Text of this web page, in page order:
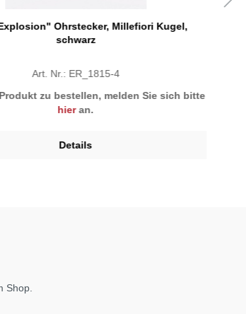
Ohrstecker, Millefiori Kugel,
schwarz
Art. Nr.: ER_1815-4
zu bestellen, melden Sie sich bitte
hieran.
Details
Shop.